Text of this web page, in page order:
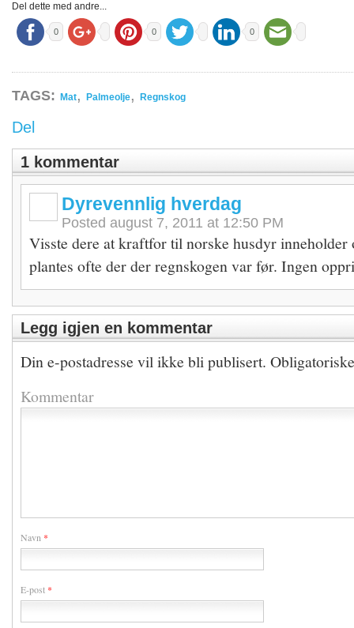
Del dette med andre...
0 0 0
TAGS: Mat, Palmeolje, Regnskog
Del
1 kommentar
Dyrevennlig hverdag
Posted august 7, 2011 at 12:50 PM
Visste dere at kraftfor til norske husdyr inneholder
plantes ofte der der regnskogen var før. Ingen
Legg igjen en kommentar
Din e-postadresse vil ikke bli publisert.
Kommentar
Navn *
E-post *